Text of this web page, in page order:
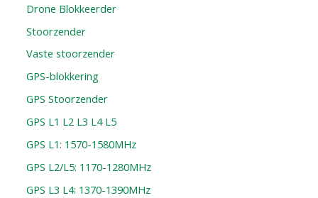
Drone Blokkeerder
Stoorzender
Vaste stoorzender
GPS-blokkering
GPS Stoorzender
GPS L1 L2 L3 L4 L5
GPS L1: 1570-1580MHz
GPS L2/L5: 1170-1280MHz
GPS L3 L4: 1370-1390MHz